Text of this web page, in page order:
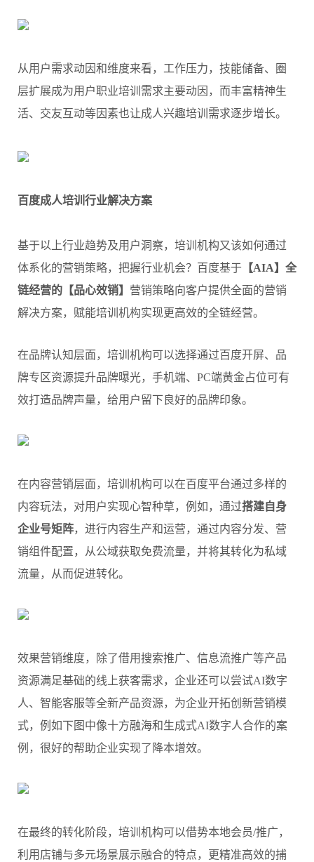
从用户需求动因和维度来看，工作压力，技能储备、圈
层扩展成为用户职业培训需求主要动因，而丰富精神生
活、交友互动等因素也让成人兴趣培训需求逐步增长。
百度成人培训行业解决方案
基于以上行业趋势及用户洞察，培训机构又该如何通过
体系化的营销策略，把握行业机会？百度基于 【AIA】全
链经营的【品心效销】 营销策略向客户提供全面的营销
解决方案，赋能培训机构实现更高效的全链经营。
在品牌认知层面，培训机构可以选择通过百度开屏、品
牌专区资源提升品牌曝光，手机端、PC端黄金占位可有
效打造品牌声量，给用户留下良好的品牌印象。
在内容营销层面，培训机构可以在百度平台通过多样的
内容玩法，对用户实现心智种草，例如，通过搭建自身
企业号矩阵，进行内容生产和运营，通过内容分发、营
销组件配置，从公域获取免费流量，并将其转化为私域
流量，从而促进转化。
效果营销维度，除了借用搜索推广、信息流推广等产品
资源满足基础的线上获客需求，企业还可以尝试AI数字
人、智能客服等全新产品资源，为企业开拓创新营销模
式，例如下图中像十方融海和生成式AI数字人合作的案
例，很好的帮助企业实现了降本增效。
在最终的转化阶段，培训机构可以借势本地会员/推广，
利用店铺与多元场景展示融合的特点，更精准高效的捕